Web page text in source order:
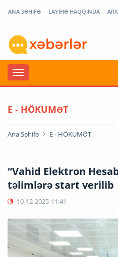
ANA SƏHİFƏ LAYİHƏ HAQQINDA
E - HÖKUMƏT
Ana Səhifə E - HÖKUMƏT
“Vahid Elektron
təlimlərə start verilib
10-12-2025 11:41